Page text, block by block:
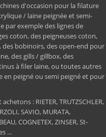
d'occasion pour la filature
/ laine peignée et semi-
par exemple des lignes de
coton, des peigneuses coton,
des bobinoirs, des open-end pour
des gills / gillbox, des
à filer laine, ou toutes autres
en peigné ou semi peigné et pour
: RIETER, TRUTZSCHLER,
SAVIO, MURATA,
COGNETEX, ZINSER, St-
...